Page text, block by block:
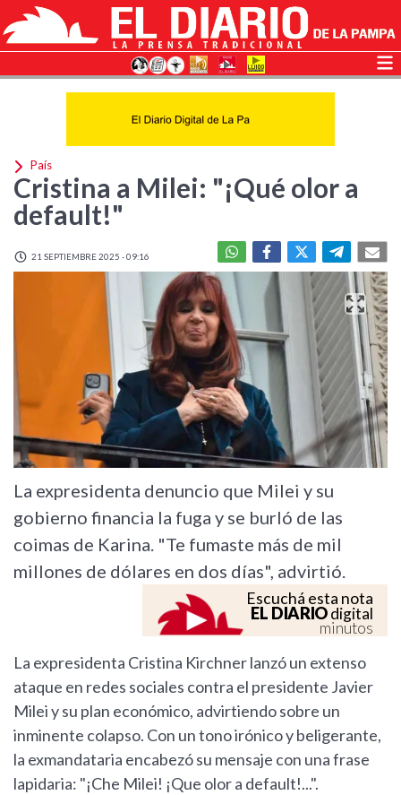
País
Cristina a Milei: "¡Qué olor a
default!"
21 SEPTIEMBRE 2025 - 09:16
La expresidenta denuncio que Milei y su
gobierno financia la fuga y se burló de las
coimas de Karina. "Te fumaste más de mil
millones de dólares en dos días", advirtió.
Escuchá esta nota
EL DIARIOdigital
minutos
La expresidenta Cristina Kirchner lanzó un extenso
ataque en redes sociales contra el presidente Javier
Milei y su plan económico, advirtiendo sobre un
inminente colapso. Con un tono irónico y beligerante,
la exmandataria encabezó su mensaje con una frase
lapidaria: "¡Che Milei! ¡Que olor a default!...".